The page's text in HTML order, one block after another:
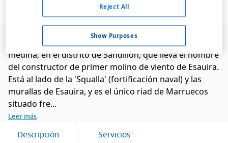
El hotel está situado en el extremo más alejado de la
medina, en el distrito de Sandillon, que lleva el nombre
del constructor de primer molino de viento de Esauira.
Está al lado de la 'Squalla' (fortificación naval) y las
murallas de Esauira, y es el único riad de Marruecos
situado fre...
Leer más
Descripción Servicios
Show Purposes
Reject All